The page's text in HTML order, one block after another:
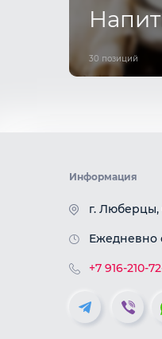
30 позиций
Информация
г. Люберцы,
Ежедневно
+7 916-210-